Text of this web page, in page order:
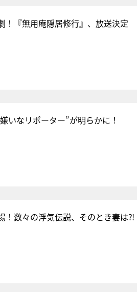
！『無用庵隠居修行』、放送決定
なリポーター”が明らかに！
！数々の浮気伝説、そのとき妻は⁈